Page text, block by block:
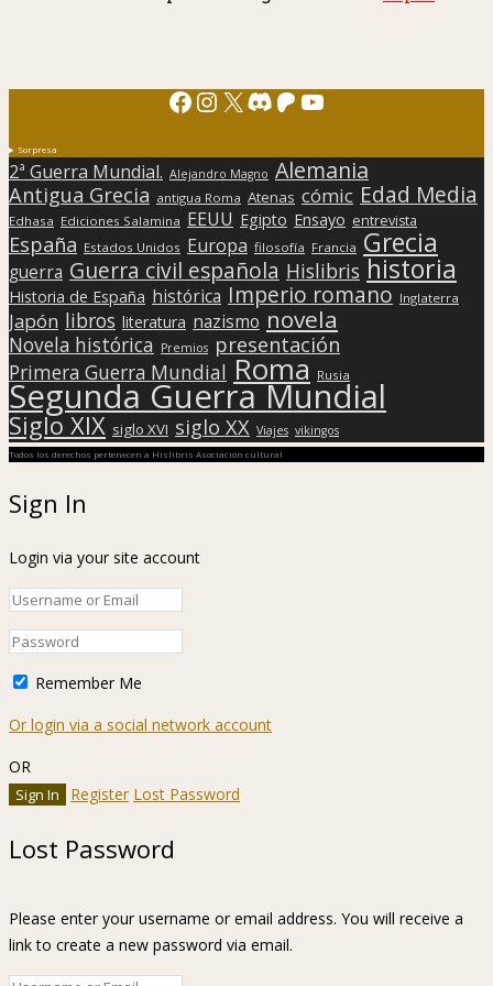
Facebook
Instagram
X Discord
Patreon
YouTube
Sorpresa
2ª Guerra Mundial. Alejandro Magno Alemania
Antigua Grecia antigua Roma Atenas cómic Edad Media
Edhasa Ediciones Salamina EEUU Egipto Ensayo entrevista
España Estados Unidos Europa filosofía Francia Grecia
guerra Guerra civil española Hislibris historia
Historia de España histórica Imperio romano Inglaterra
Japón libros literatura nazismo novela
Novela histórica Premios presentación
Primera Guerra Mundial Roma Rusia
Segunda Guerra Mundial
Siglo XIX siglo XVI siglo XX Viajes vikingos
Todos los derechos pertenecen a Hislibris Asociación cultural
Sign In
Login via your site account
Remember Me
Or login via a social network account
OR
Register Lost Password
Lost Password
Please enter your username or email address. You will receive a
link to create a new password via email.